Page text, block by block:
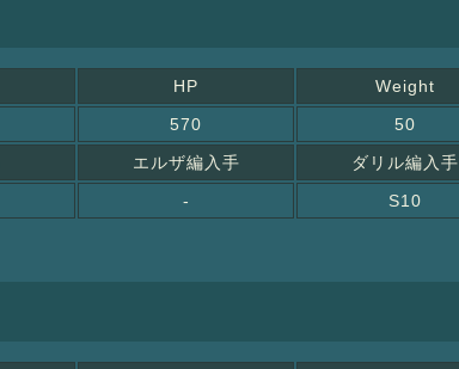
HP Weight
570 50
エルザ編入手 ダリル編入手
- S10